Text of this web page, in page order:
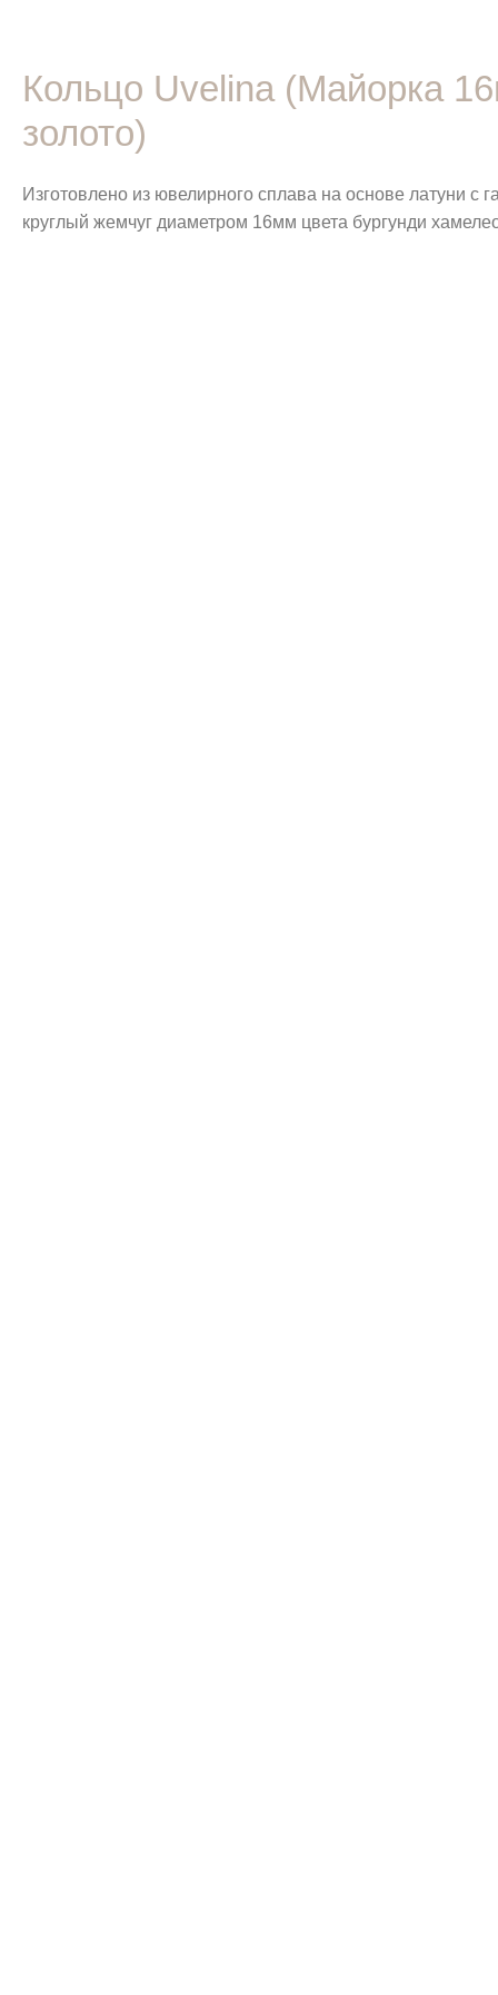
Кольцо Uvelina (Майорка
золото)
Изготовлено из ювелирного сплава на основе латуни с
круглый жемчуг диаметром 16мм цвета бургунди